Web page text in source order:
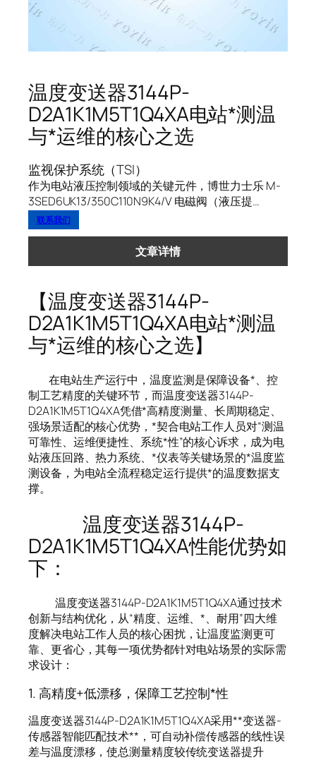
温度变送器3144P-
D2A1K1M5T1Q4XA电站*测温
与*运维的核心之选
监视保护系统（TSI）
作为电站液压控制领域的关键元件，博世力士乐 M-
3SED6UK13/350C110N9K4/V 电磁阀（液压提…
联系我们
文章详情
【温度变送器3144P-
D2A1K1M5T1Q4XA电站*测温
与*运维的核心之选】
在电站生产运行中，温度监测是保障设备*、控
制工艺精度的关键环节，而温度变送器3144P-
D2A1K1M5T1Q4XA凭借*高精度测量、长周期稳定、
强场景适配的核心优势，*契合电站工作人员对“测温
可靠性、运维便捷性、系统*性”的核心诉求，成为电
站液压回路、热力系统、*仪表等关键场景的*温度监
测设备，为电站全流程稳定运行提供*的温度数据支
撑。
温度变送器3144P-
D2A1K1M5T1Q4XA性能优势如
下：
温度变送器3144P-D2A1K1M5T1Q4XA通过技术
创新与结构优化，从“精度、运维、*、耐用”四大维
度解决电站工作人员的核心困扰，让温度监测更可
靠、更省心，其每一项优势都针对电站场景的实际需
求设计：
1. 高精度+低漂移，保障工艺控制*性
温度变送器3144P-D2A1K1M5T1Q4XA采用**变送器-
传感器智能匹配技术**，可自动补偿传感器的线性误
差与温度漂移，使总测量精度较传统变送器提升